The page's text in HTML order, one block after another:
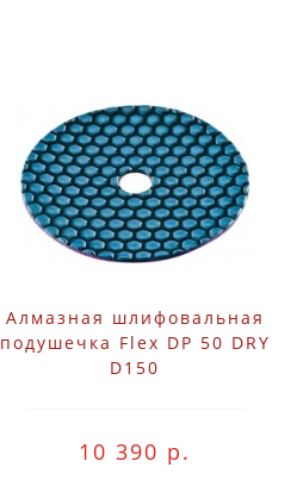
Алмазная шлифовальная
подушечка Flex DP 50 DRY
D150
10 390 р.